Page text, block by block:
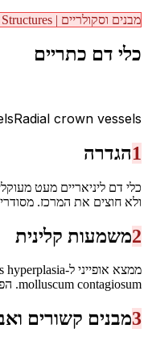
מבנים וסקולריים |
כלי דם כתריים
Radial crown vessels
1הגדרה
כלי דם ליניאריים מעט
ולא חוצים את המרכז.
2משמעות קלינית
molluscum contagiosum. הפיזור הפריפרי והמרכז החופשי מאפיינים.
3מבנים קשורים